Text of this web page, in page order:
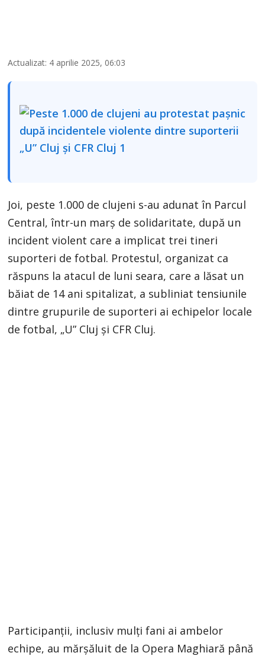
Actualizat: 4 aprilie 2025, 06:03
Joi, peste 1.000 de clujeni s-au adunat în Parcul
Central, într-un marș de solidaritate, după un
incident violent care a implicat trei tineri
suporteri de fotbal. Protestul, organizat ca
răspuns la atacul de luni seara, care a lăsat un
băiat de 14 ani spitalizat, a subliniat tensiunile
dintre grupurile de suporteri ai echipelor locale
de fotbal, „U” Cluj și CFR Cluj.
Participanții, inclusiv mulți fani ai ambelor
echipe, au mărșăluit de la Opera Maghiară până